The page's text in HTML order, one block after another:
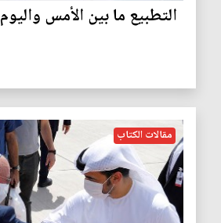
التطبيع ما بين الأمس واليوم
مقالات الكتاب